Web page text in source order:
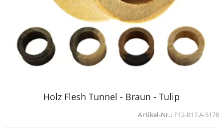
Holz Flesh Tunnel - Braun - Tulip
Artikel-Nr.: F12-B17.A-5178